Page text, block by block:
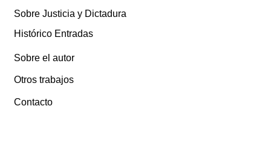
Sobre Justicia y Dictadura
Histórico Entradas
Sobre el autor
Otros trabajos
Contacto